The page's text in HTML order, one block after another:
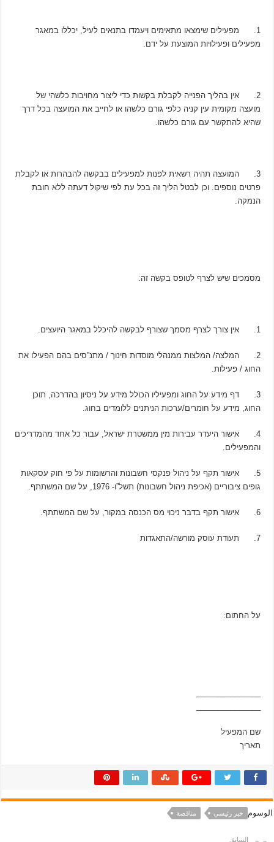
1. מפעילים שימצאו מתאימים ויעמדו בתנאים לעיל, יכללו במאגר
מפעילים ופעילויות המוצעת על ידם.
2. אין בהליך הפנייה לקבלת בקשות כדי ליצור מחויבות כלשהי של
מועצה מקומית עין קניה כלפי גורם כלשהו או לחייב את המועצה בכל דרך
שהיא להתקשר עם גורם כלשהו.
3. המועצה תהיה רשאית לפנות למפעילים בבקשה להבהרות או לקבלת
פרטים נוספים. וכן לבטל הליך זה בכל עת לפי שיקול דעתה ללא חובת
הנמקה.
מסמכים שיש לצרף לטופס בקשה זה:
1. אין צורך לצרף מסמך שצורף לבקשה להיכלל במאגר היועצים.
2. המלצה/ המלצות ממנהלי מוסדות חינוך / מתנ”סים בהם הפעילו את
החוג / פעילות.
3. דף מידע על החוג ומפעיליו הכולל מידע על ניסיון בהדרכה, תוכן
החוג, מידע על חומרים/ערכות הניתנים ללומדים בחוג.
4. אישור היעדר עבירות מין ממשטרת ישראל, עבור כל אחד מהמדריכים
והמפעילים.
5. אישור תקף על ניהול פנקסי חשבונות והרשומות על פי חוק עסקאות
גופים ציבוריים (אכיפת ניהול חשבונות) תשל”ו- 1976, על שם המשתתף.
6. אישור תקף בדבר ניכוי מס הכנסה במקור, על שם המשתתף.
7. תעודת עוסק מורשה/התאגדות
על החתום:
שם המפעיל
תאריך
الوسوم خبر رئيسي مناقصة
السابق